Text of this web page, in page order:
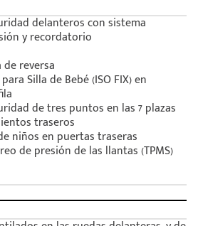
delanteros con sistema
y recordatorio
reversa
Silla de Bebé (ISO FIX) en
de tres puntos en las 7 plazas
traseros
niños en puertas traseras
de presión de las llantas (TPMS)